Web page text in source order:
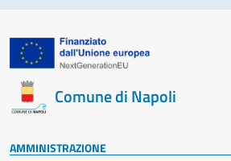
Comune di Napoli
AMMINISTRAZIONE